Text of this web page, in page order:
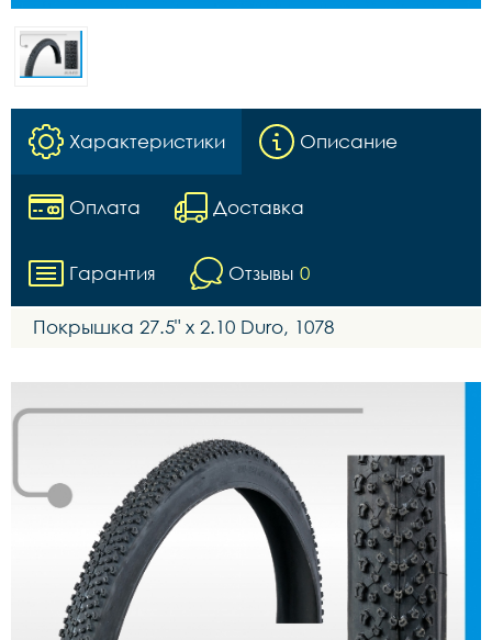
Характеристики Описание
Оплата Доставка
Гарантия Отзывы 0
Покрышка 27.5" x 2.10 Duro, 1078